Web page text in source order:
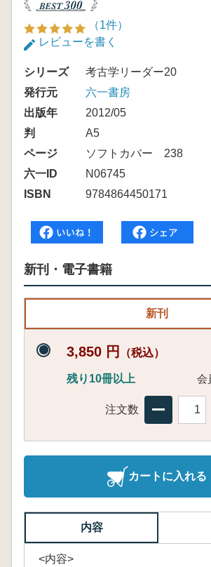
（1件）
レビューを書く
シリーズ
考古学リーダー20
発行元
六一書房
出版年
2012/05
判
A5
ページ
ソフトカバー 238
六一ID
N06745
ISBN
9784864450171
新刊・電子書籍
新刊
3,850 円 （税込）
残り10冊以上 会
注文数
カートに入れる
内容
<内容>